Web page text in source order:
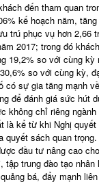
đến tham quan
kế hoạch năm,
trú phục vụ hơn 2,66
2017; trong đó
19,2% so với cùng kỳ
so với cùng kỳ,
có sự gia tăng mạnh
để đánh giá sức hút
không chỉ riêng
là kể từ khi Nghị
quyết sách quan
đầu tư nâng cao
trung đào tạo
bá, đẩy mạnh